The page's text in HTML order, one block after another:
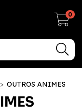
0
> OUTROS ANIMES